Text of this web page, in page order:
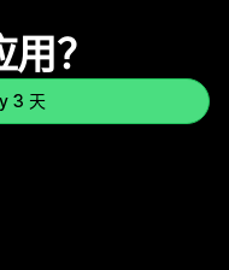
？
3 天